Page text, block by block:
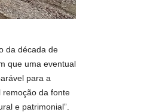
da década de
que uma eventual
para a
remoção da fonte
e patrimonial”.